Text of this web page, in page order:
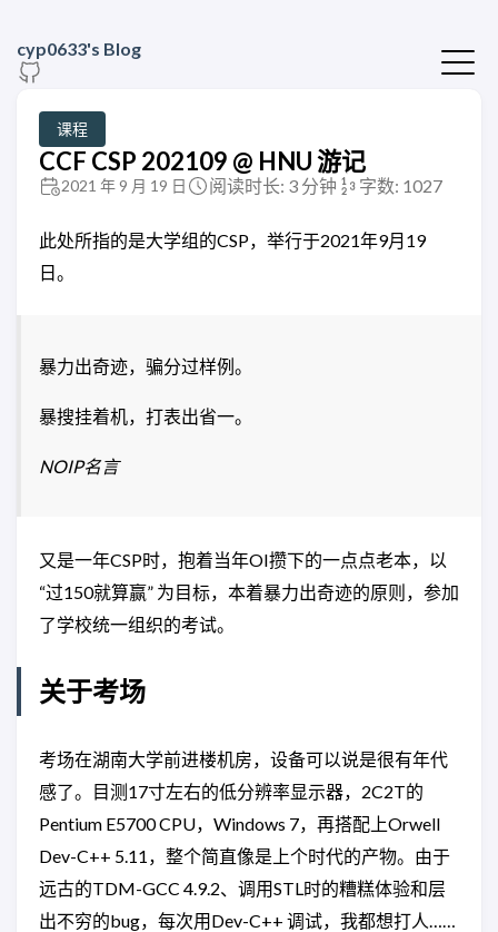
cyp0633's Blog
课程
CCF CSP 202109 @ HNU 游记
2021 年 9 月 19 日 阅读时长: 3 分钟 字数: 1027
此处所指的是大学组的CSP，举行于2021年9月19
日。
暴力出奇迹，骗分过样例。
暴搜挂着机，打表出省一。
NOIP名言
又是一年CSP时，抱着当年OI攒下的一点点老本，以
“过150就算赢” 为目标，本着暴力出奇迹的原则，参加
了学校统一组织的考试。
关于考场
考场在湖南大学前进楼机房，设备可以说是很有年代
感了。目测17寸左右的低分辨率显示器，2C2T的
Pentium E5700 CPU，Windows 7，再搭配上Orwell
Dev-C++ 5.11，整个简直像是上个时代的产物。由于
远古的TDM-GCC 4.9.2、调用STL时的糟糕体验和层
出不穷的bug，每次用Dev-C++ 调试，我都想打人……